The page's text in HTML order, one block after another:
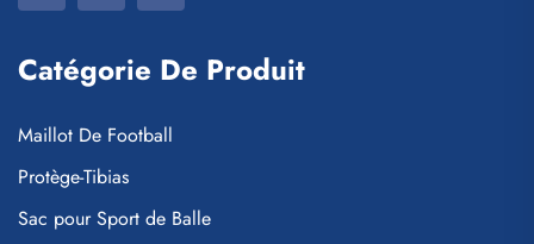
Catégorie De Produit
Maillot De Football
Protège-Tibias
Sac pour Sport de Balle